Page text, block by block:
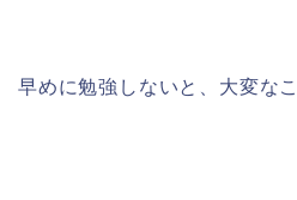
早めに勉強しないと、大変な